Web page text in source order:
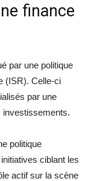
finance
par une politique
(ISR). Celle-ci
par une
investissements.
politique
ciblant les
actif sur la scène